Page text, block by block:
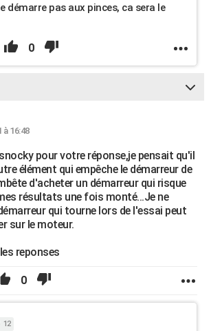
démarre pas aux pinces, ca sera le
0
à 16:48
pour votre réponse,je pensait qu'il
élément qui empêche le démarreur de
d'acheter un démarreur qui risque
résultats une fois monté...Je ne
qui tourne lors de l'essai peut
sur le moteur.
reponses
0
12